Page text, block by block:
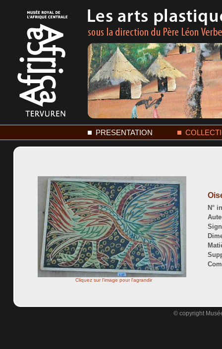
PRESENTATION
Cliquez sur l'image pour l'agrandir
N°
© copyright